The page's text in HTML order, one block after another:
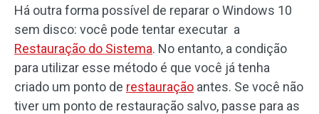
Há outra forma possível de reparar o Windows 10
sem disco: você pode tentar executar a
Restauração do Sistema. No entanto, a condição
para utilizar esse método é que você já tenha
criado um ponto de restauração antes. Se você não
tiver um ponto de restauração salvo, passe para as